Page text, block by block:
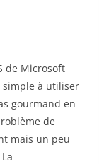
de Microsoft
simple à utiliser
gourmand en
de
mais un peu
La